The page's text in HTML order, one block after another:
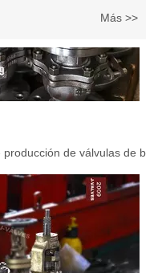
Más >>
producción de válvulas de